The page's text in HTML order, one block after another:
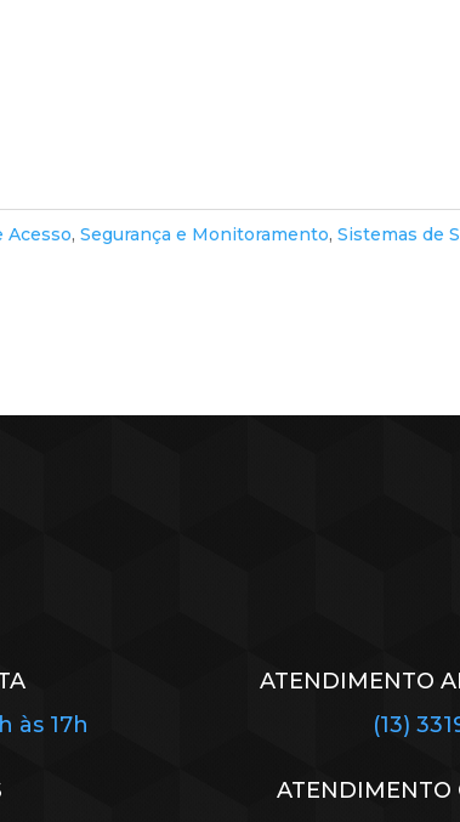
Acesso,Segurança e Monitoramento,Sistemas de
às 17h
ATENDIMENTO
(13)
ATENDIMENTO